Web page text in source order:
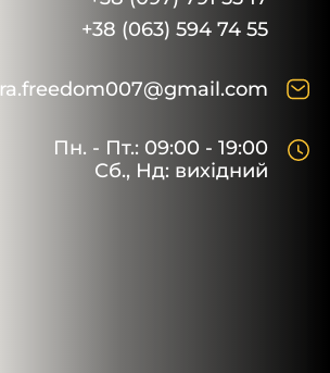
+38 (063) 594 74 55
ra.freedom007@gmail.com
Пн. - Пт.: 09:00 - 19:00
Сб., Нд: вихідний